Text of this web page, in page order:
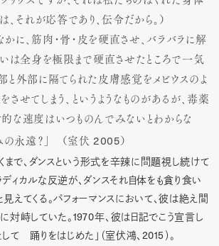
、それが応答であり、伝令だから。）
に、筋肉・骨・皮を硬直させ、バラバラに解
いは全身を極限まで硬直させたところで一気
と外部に隔てられた皮膚感覚をメビウスのよ
させてしまう、というようなものがあるが、毒薬
な速度はいつものんでみないとわからな
みの永遠？」 （室伏2005 ）
で、ダンスという形式を辛辣に問題視し続けて
ディカルな反逆が､ダンスそれ自体をも貪り食い
見えてくる。パフォーマンスにおいて、彼は絶え間
対峙していた。1970年、彼は日記でこう宣言し
て 踊りをはじめた」（室伏鴻、 2015 ）。